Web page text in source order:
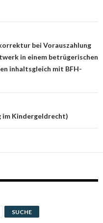
bei Vorauszahlung
in einem betrügerischen
inhaltsgleich mit BFH-
im Kindergeldrecht)